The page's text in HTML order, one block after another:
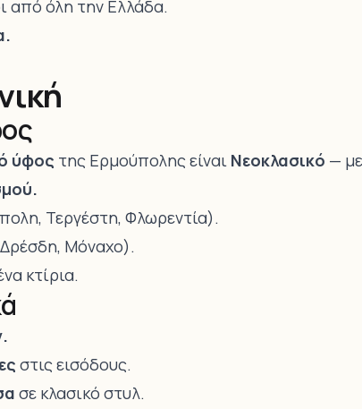
από όλη την Ελλάδα.
ύφος της Ερμούπολης είναι Νεοκλασικό —
Τεργέστη, Φλωρεντία).
Μόναχο).
κτίρια.
στις εισόδους.
σε κλασικό στυλ.